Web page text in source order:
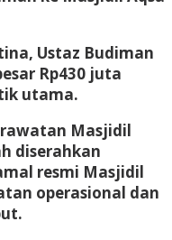
Ustaz Budiman
Rp430 juta
utama.
Masjidil
diserahkan
resmi Masjidil
operasional dan